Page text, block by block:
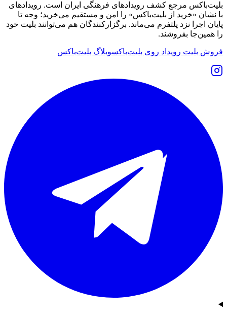
بلیت‌باکس مرجع کشف رویدادهای فرهنگی ایران است. رویدادهای
با نشان «خرید از بلیت‌باکس» را امن و مستقیم می‌خرید؛ وجه تا
پایان اجرا نزد پلتفرم می‌ماند. برگزارکنندگان هم می‌توانند بلیت خود
را همین‌جا بفروشند.
فروش بلیت رویداد روی بلیت‌باکسوبلاگ بلیت‌باکس